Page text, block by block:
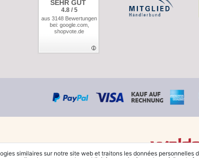
SEHR GUT
4.8 / 5
aus 3148 Bewertungen
bei: google.com,
shopvote.de
similaires sur notre site web et traitons les données personnelles